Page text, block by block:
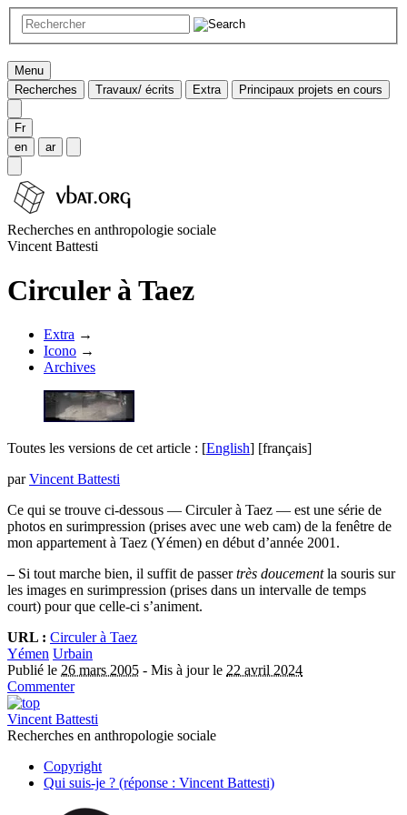
Menu
Recherches
Travaux/ écrits Extra Principaux projets en cours
Fr
en
ar
Recherches en anthropologie sociale
Vincent Battesti
Circuler à Taez
Extra →
Icono →
Archives
Toutes les versions de cet article : [English] [français]
parVincent Battesti
Ce qui se trouve ci-dessous — Circuler à Taez — est une série de
photos en surimpression (prises avec une web cam) de la fenêtre de
mon appartement à Taez (Yémen) en début d’année 2001.
–Si tout marche bien, il suffit de passertrès doucementla souris sur
les images en surimpression (prises dans un intervalle de temps
court) pour que celle-ci s’animent.
URL : Circuler à Taez
Yémen Urbain
Publié le 26 mars 2005 - Mis à jour le 22 avril 2024
Commenter
Vincent Battesti
Recherches en anthropologie sociale
Copyright
Qui suis-je ? (réponse : Vincent Battesti)